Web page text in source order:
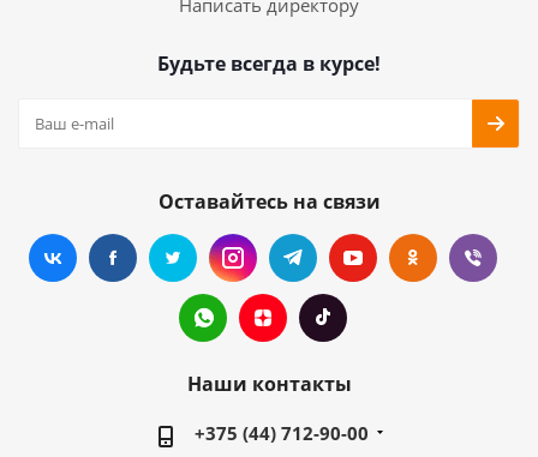
Написать директору
Будьте всегда в курсе!
Оставайтесь на связи
Наши контакты
+375 (44) 712-90-00